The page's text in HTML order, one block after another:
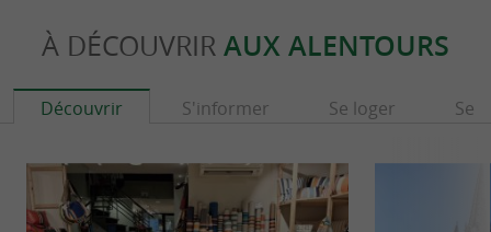
À DÉCOUVRIR AUX ALENTOURS
Découvrir S'informer Se loger Se